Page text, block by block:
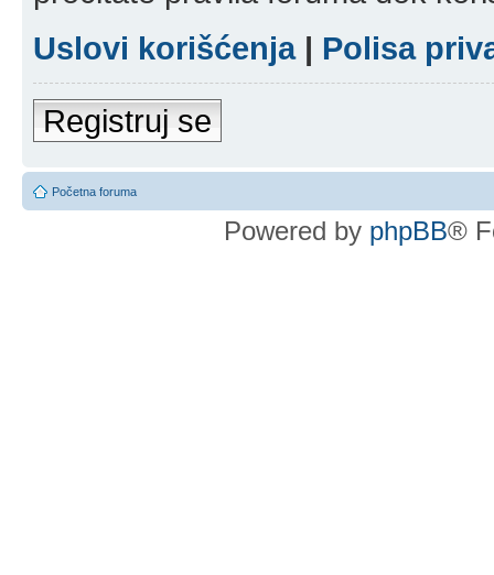
Uslovi korišćenja| Polisa
Registruj se
Početna foruma
Powered by phpBB®